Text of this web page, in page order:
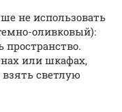
не использовать
оливковый):
или шкафах,
светлую